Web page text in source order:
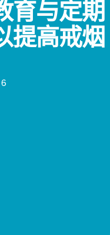
育与定期
提高戒烟